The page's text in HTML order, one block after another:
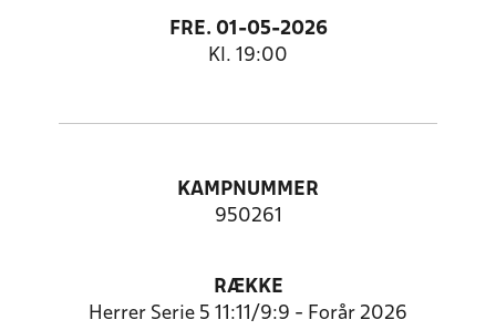
FRE. 01-05-2026
Kl. 19:00
KAMPNUMMER
950261
RÆKKE
Herrer Serie 5 11:11/9:9 - Forår 2026